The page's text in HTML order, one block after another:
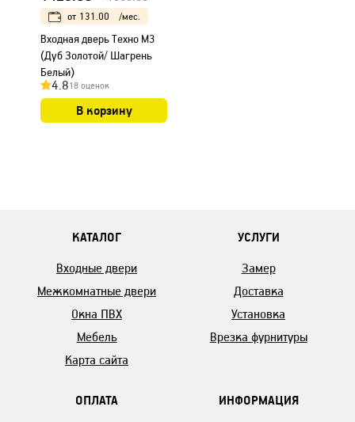
от 131.00 /мес.
Входная дверь Техно М3
(Дуб Золотой/ Шагрень
Белый)
4.818 оценок
В корзину
КАТАЛОГ
Входные двери
Межкомнатные двери
Окна ПВХ
Мебель
Карта сайта
УСЛУГИ
Замер
Доставка
Установка
Врезка фурнитуры
ОПЛАТА ИНФОРМАЦИЯ